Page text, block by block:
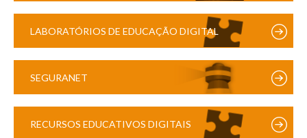
LABORATÓRIOS DE EDUCAÇÃO DIGITAL
SEGURANET
RECURSOS EDUCATIVOS DIGITAIS